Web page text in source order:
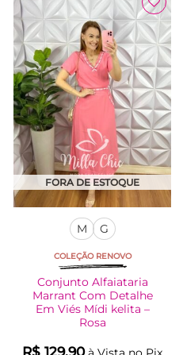
várias
variantes.
As
opções
podem
ser
escolhidas
na
página
do
produto
Adicionar
à Lista
FORA DE ESTOQUE
M G
COLEÇÃO RENOVO
Conjunto Alfaiataria
Marrant Com Detalhe
Em Viés Mídi kelita –
Rosa